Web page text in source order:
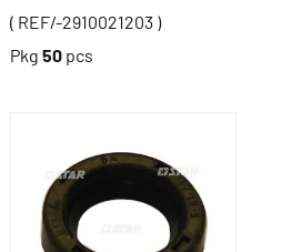
( REF/-2910021203 )
Pkg 50 pcs